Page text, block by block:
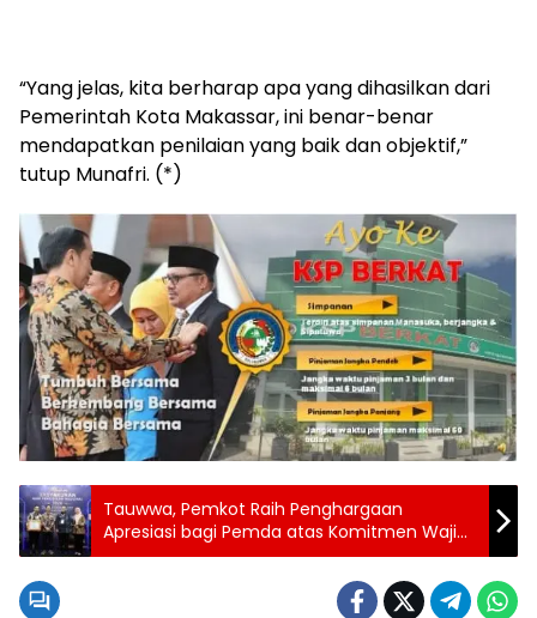
“Yang jelas, kita berharap apa yang dihasilkan dari
Pemerintah Kota Makassar, ini benar-benar
mendapatkan penilaian yang baik dan objektif,”
tutup Munafri. (*)
Tauwwa, Pemkot Raih Penghargaan
Apresiasi bagi Pemda atas Komitmen Wajib
Belajar 13 Tahun dari Kemendikdasmen RI